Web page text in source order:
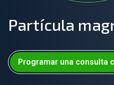
Únete a nuestro equipo
Sobre nosotros
ES
Partícula
Programar una consulta